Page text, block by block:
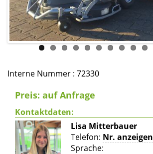
Interne Nummer : 72330
Preis: auf Anfrage
Kontaktdaten:
Lisa Mitterbauer
Telefon: Nr. anzeigen
Sprache: